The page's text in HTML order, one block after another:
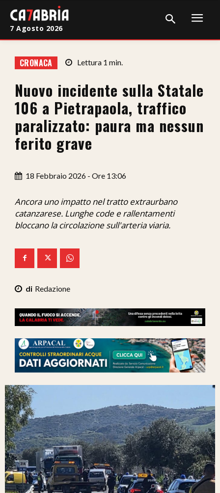
Cronaca
Giudiziaria
Politica
Sport
Sanità
Economia
Ita-Mondo
C7 Play
We Calabria
Mix Zone
7 Agosto 2026
CRONACA Lettura 1 min.
Nuovo incidente sulla Statale
106 a Pietrapaola, traffico
paralizzato: paura ma nessun
ferito grave
18 Febbraio 2026 - Ore 13:06
Ancora uno impatto nel tratto extraurbano
catanzarese. Lunghe code e rallentamenti
bloccano la circolazione sull'arteria viaria.
Redazione